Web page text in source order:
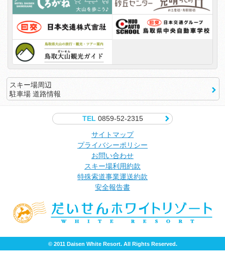
スキー場周辺
駐車場 道路情報
TEL0859-52-2315
サイトマップ
プライバシーポリシー
お問い合わせ
スキー場利用約款
特殊索道事業運送約款
安全報告書
© 2011 Daisen White Resort. All Rights Reserved.